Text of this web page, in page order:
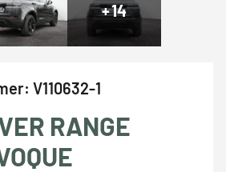
+14
V110632-1
RANGE